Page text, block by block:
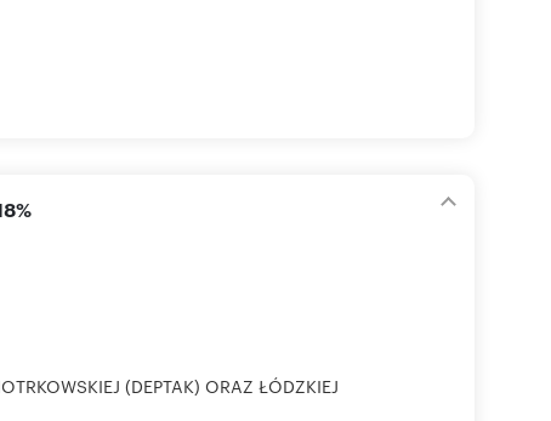
(DEPTAK) ORAZ ŁÓDZKIEJ